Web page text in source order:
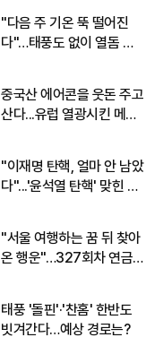
"다음 주 기온 뚝 떨어진
다"…태풍도 없이 열돔 박
중국산 에어콘을 웃돈 주고
산다...유럽 열광시킨 메이
"이재명 탄핵, 얼마 안 남았
다"...'윤석열 탄핵' 맞힌 무
"서울 여행하는 꿈 뒤 찾아
온 행운"…327회차 연금
태풍 '돌핀'·'찬홈' 한반도
빗겨간다…예상 경로는?